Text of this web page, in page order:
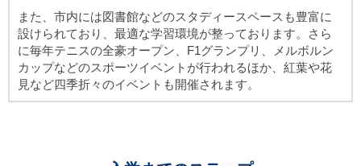
また、市内には図書館などのスタディースペースも豊富に
設けられており、最適な学習環境が整っております。さら
に毎年テニスの全豪オープン、F1グランプリ、メルボルン
カップなどのスポーツイベントが行われるほか、紅葉や花
見など四季折々のイベントも開催されます。